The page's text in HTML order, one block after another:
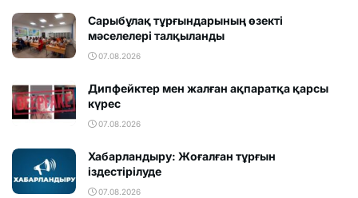
Сарыбұлақ тұрғындарының өзекті
мәселелері талқыланды
07.08.2026
Дипфейктер мен жалған ақпаратқа қарсы
күрес
07.08.2026
Хабарландыру: Жоғалған тұрғын
іздестірілуде
07.08.2026